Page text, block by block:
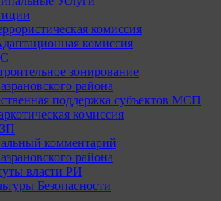
комиссия
комиссия
зонирование
района
поддержка субъектов МСП
комиссия
комментарий
района
власти РИ
Безопасности